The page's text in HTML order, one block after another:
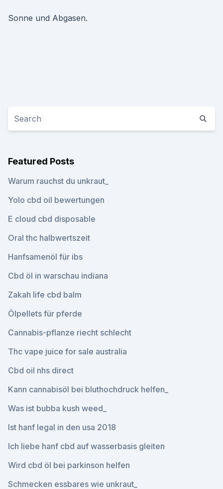
Sonne und Abgasen.
Featured Posts
Warum rauchst du unkraut_
Yolo cbd oil bewertungen
E cloud cbd disposable
Oral thc halbwertszeit
Hanfsamenöl für ibs
Cbd öl in warschau indiana
Zakah life cbd balm
Ölpellets für pferde
Cannabis-pflanze riecht schlecht
Thc vape juice for sale australia
Cbd oil nhs direct
Kann cannabisöl bei bluthochdruck helfen_
Was ist bubba kush weed_
Ist hanf legal in den usa 2018
Ich liebe hanf cbd auf wasserbasis gleiten
Wird cbd öl bei parkinson helfen
Schmecken essbares wie unkraut_